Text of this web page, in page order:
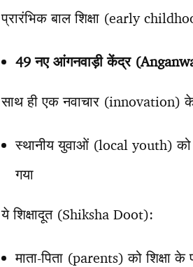
प्रारंभिक बाल शिक्षा (early
49 नए आंगनवाड़ी केंद्र
साथ ही एक नवाचार (innovation)
स्थानीय युवाओं (local youth) को
गया
ये शिक्षादूत (Shiksha Doot):
माता-पिता (parents) को